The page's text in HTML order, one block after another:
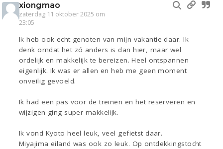
xiongmao
zaterdag 11 oktober 2025 om
23:05
Ik heb ook echt genoten van mijn vakantie daar. Ik
denk omdat het zó anders is dan hier, maar wel
ordelijk en makkelijk te bereizen. Heel ontspannen
eigenlijk. Ik was er allen en heb me geen moment
onveilig gevoeld.
Ik had een pas voor de treinen en het reserveren en
wijzigen ging super makkelijk.
Ik vond Kyoto heel leuk, veel gefietst daar.
Miyajima eiland was ook zo leuk. Op ontdekkingstocht